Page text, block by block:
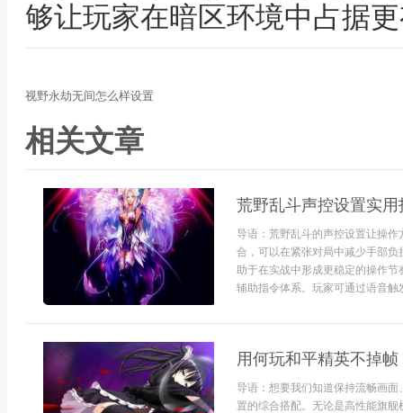
够让玩家在暗区环境中占据
视野永劫无间怎么样设置
相关文章
荒野乱斗声控设置实用
导语：荒野乱斗的声控设置让操
合，可以在紧张对局中减少手部
助于在实战中形成更稳定的操作
辅助指令体系。玩家可通过语音触
用何玩和平精英不掉帧
导语：想要我们知道保持流畅画
置的综合搭配。无论是高性能旗